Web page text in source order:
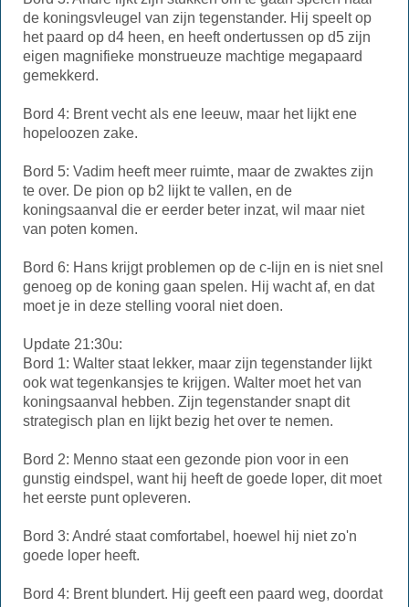
de koningsvleugel van zijn tegenstander. Hij speelt op
het paard op d4 heen, en heeft ondertussen op d5 zijn
eigen magnifieke monstrueuze machtige megapaard
gemekkerd.
Bord 4: Brent vecht als ene leeuw, maar het lijkt ene
hopeloozen zake.
Bord 5: Vadim heeft meer ruimte, maar de zwaktes zijn
te over. De pion op b2 lijkt te vallen, en de
koningsaanval die er eerder beter inzat, wil maar niet
van poten komen.
Bord 6: Hans krijgt problemen op de c-lijn en is niet snel
genoeg op de koning gaan spelen. Hij wacht af, en dat
moet je in deze stelling vooral niet doen.
Update 21:30u:
Bord 1: Walter staat lekker, maar zijn tegenstander lijkt
ook wat tegenkansjes te krijgen. Walter moet het van
koningsaanval hebben. Zijn tegenstander snapt dit
strategisch plan en lijkt bezig het over te nemen.
Bord 2: Menno staat een gezonde pion voor in een
gunstig eindspel, want hij heeft de goede loper, dit moet
het eerste punt opleveren.
Bord 3: André staat comfortabel, hoewel hij niet zo'n
goede loper heeft.
Bord 4: Brent blundert. Hij geeft een paard weg, doordat